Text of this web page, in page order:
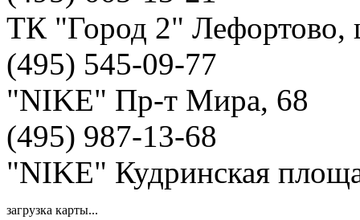
ТК "Город 2" Лефортово,
(495) 545-09-77
"NIKE" Пр-т Мира, 68
(495) 987-13-68
"NIKE" Кудринская
загрузка карты...